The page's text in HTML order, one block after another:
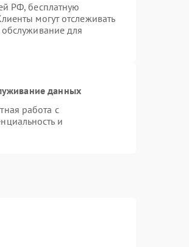
РФ, бесплатную
могут отслеживать
обслуживание для
данных
работа с
и